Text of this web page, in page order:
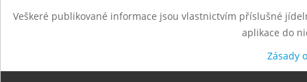
Veškeré publikované informace jsou vlastnictvím příslušné
aplikace do
Zásady